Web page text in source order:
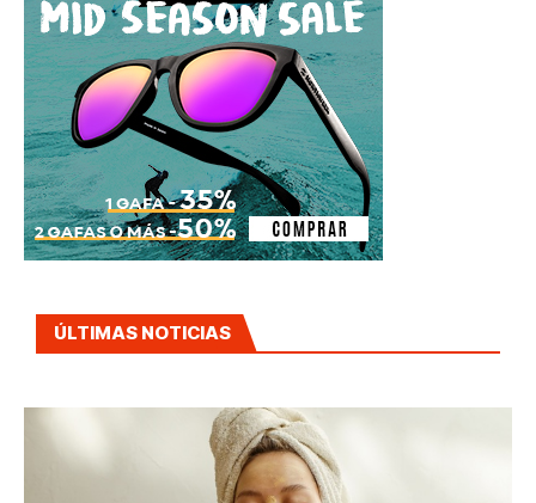
ÚLTIMAS NOTICIAS